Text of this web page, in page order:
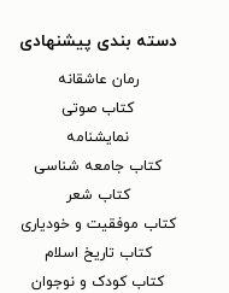
دسته بندی پیشنهادی
رمان عاشقانه
کتاب‌ صوتی
نمایشنامه
کتاب جامعه شناسی
کتاب شعر
کتاب موفقیت و خودیاری
کتاب تاریخ اسلام
کتاب کودک و نوجوان